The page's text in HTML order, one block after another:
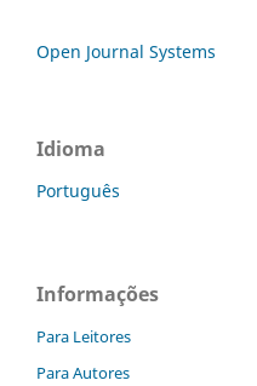
Open Journal Systems
Idioma
Português
Informações
Para Leitores
Para Autores